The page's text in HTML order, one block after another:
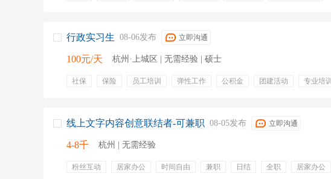
年终奖金
定期体检
行政实习生 08-06发布 立即沟通
100元/天 杭州·上城区 | 无需经验 | 硕士
社保 保险 员工培训 弹性工作 公积金 团建活动
专业培训
线上文字内容创意联结者-可兼职 08-05发布 立即沟通
4-8千 杭州 | 无需经验
粉丝互动 居家办公 时间自由 兼职 日结 全职
居家办公